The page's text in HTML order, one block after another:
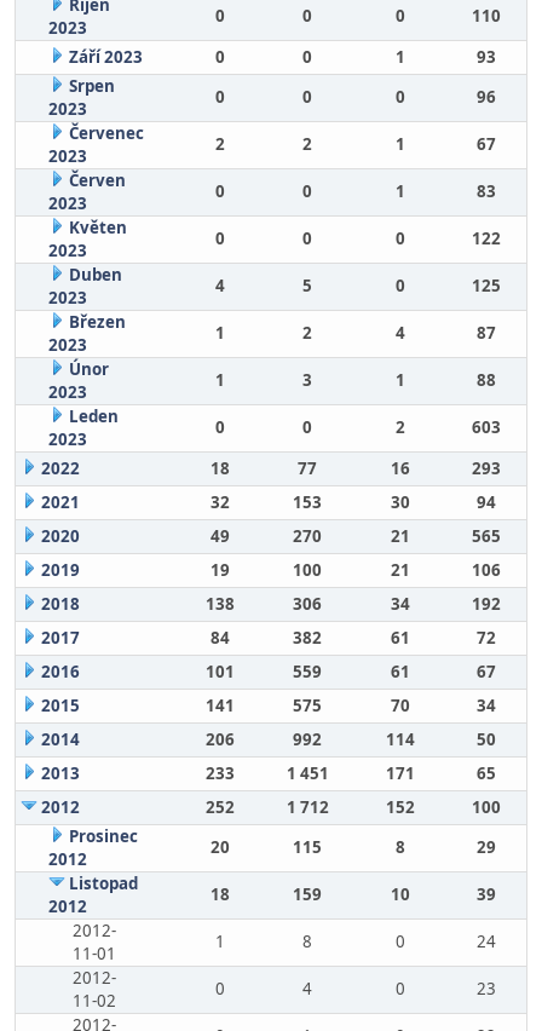
Říjen
2023
0 0 0
110
Září 2023
0 0 1
93
Srpen
2023
0 0 0
96
Červenec
2023
2 2 1
67
Červen
2023
0 0 1
83
Květen
2023
0 0 0
122
Duben
2023
4 5 0
125
Březen
2023
1 2 4
87
Únor
2023
1 3 1
88
Leden
2023
0 0 2
603
2022
18 77 16
293
2021
32 153 30
94
2020
49 270 21
565
2019
19 100 21
106
2018
138 306 34
192
2017
84 382 61
72
2016
101 559 61
67
2015
141 575 70
34
2014
206 992 114
50
2013
233 1 451 171
65
2012
252 1 712 152
100
Prosinec
2012
20 115 8
29
Listopad
2012
18 159 10
39
2012-
11-01
1 8 0
24
2012-
11-02
0 4 0
23
2012-